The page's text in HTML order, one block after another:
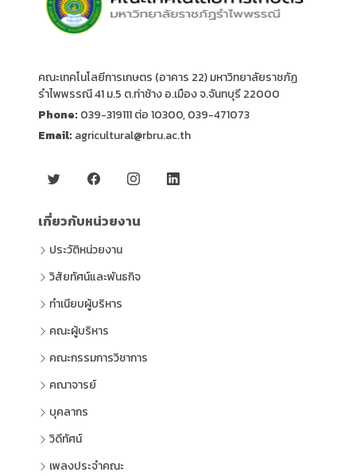
คณะเทคโนโลยีการเกษตร (อาคาร 22) มหาวิทยาลัยราชภัฏ
รำไพพรรณี 41 ม.5 ต.ท่าช้าง อ.เมือง จ.จันทบุรี 22000
Phone: 039-319111 ต่อ 10300, 039-471073
Email: agricultural@rbru.ac.th
เกี่ยวกับหน่วยงาน
ประวัติหน่วยงาน
วิสัยทัศน์และพันธกิจ
ทำเนียบผู้บริหาร
คณะผู้บริหาร
คณะกรรมการวิชาการ
คณาจารย์
บุคลากร
วิดีทัศน์
เพลงประจำคณะ